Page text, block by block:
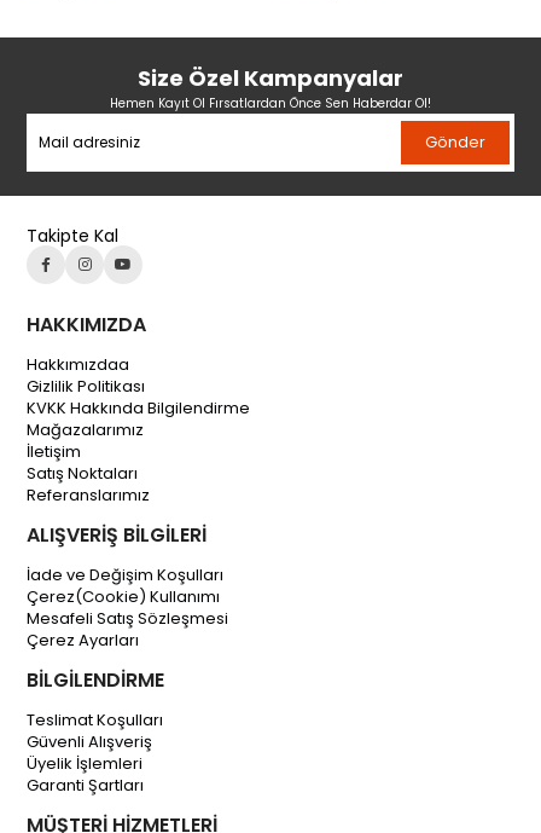
Size Özel Kampanyalar
Hemen Kayıt Ol Fırsatlardan Önce Sen Haberdar Ol!
Gönder
Takipte Kal
HAKKIMIZDA
Hakkımızdaa
Gizlilik Politikası
KVKK Hakkında Bilgilendirme
Mağazalarımız
İletişim
Satış Noktaları
Referanslarımız
ALIŞVERİŞ BİLGİLERİ
İade ve Değişim Koşulları
Çerez(Cookie) Kullanımı
Mesafeli Satış Sözleşmesi
Çerez Ayarları
BİLGİLENDİRME
Teslimat Koşulları
Güvenli Alışveriş
Üyelik İşlemleri
Garanti Şartları
MÜŞTERİ HİZMETLERİ